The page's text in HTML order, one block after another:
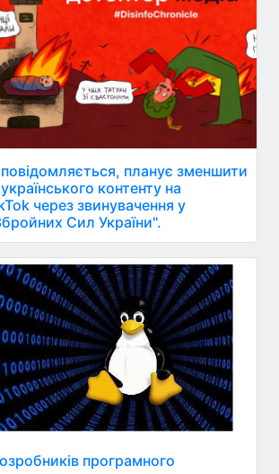
планує зменшити
контенту на
через звинувачення у
Сил України".
програмного